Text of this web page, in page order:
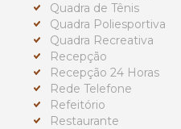
Quadra de Tênis
Quadra Poliesportiva
Quadra Recreativa
Recepção
Recepção 24 Horas
Rede Telefone
Refeitório
Restaurante